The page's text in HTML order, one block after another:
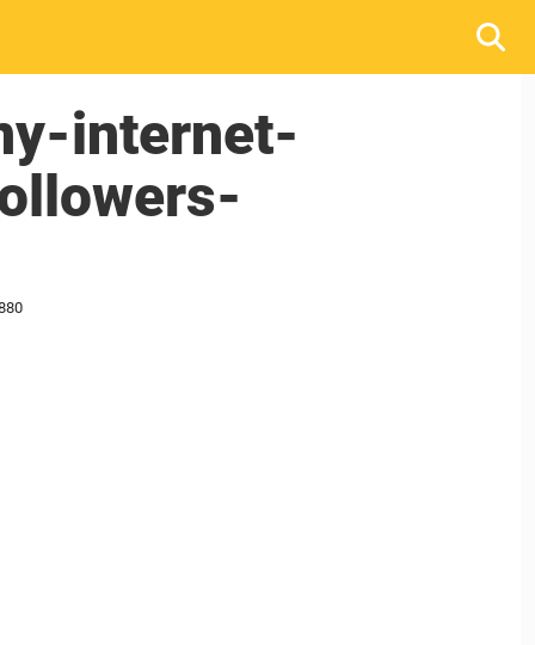
internet-